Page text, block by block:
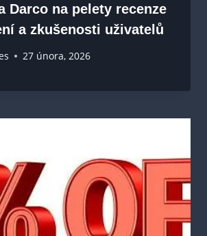
Darco na pelety recenze
a zkušenosti uživatelů
27 února, 2026